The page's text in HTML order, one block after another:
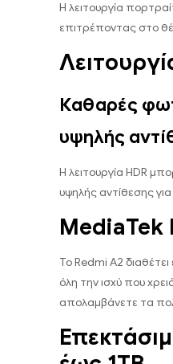
Η λειτουργία
επιτρέποντας στο
Καθαρές
υψηλής
Η λειτουργία HDR
υψηλής αντίθεσης
MediaTek
Το Redmi A2
όλη την ισχύ που
απολαμβάνετε τα